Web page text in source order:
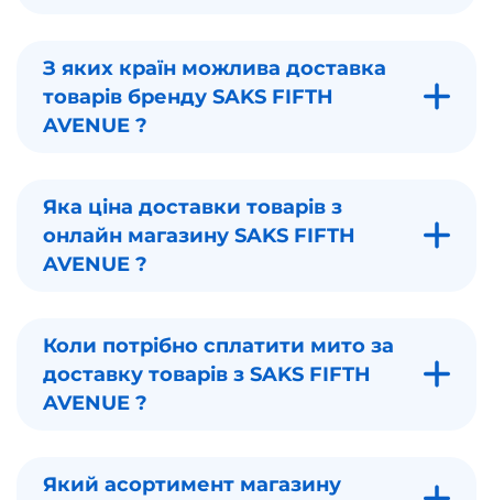
З яких країн можлива доставка
товарів бренду SAKS FIFTH
AVENUE ?
Яка ціна доставки товарів з
онлайн магазину SAKS FIFTH
AVENUE ?
Коли потрібно сплатити мито за
доставку товарів з SAKS FIFTH
AVENUE ?
Який асортимент магазину